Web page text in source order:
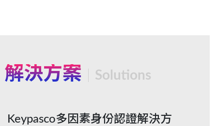
解決方案 Solutions
Keypasco多因素身份認證解決方